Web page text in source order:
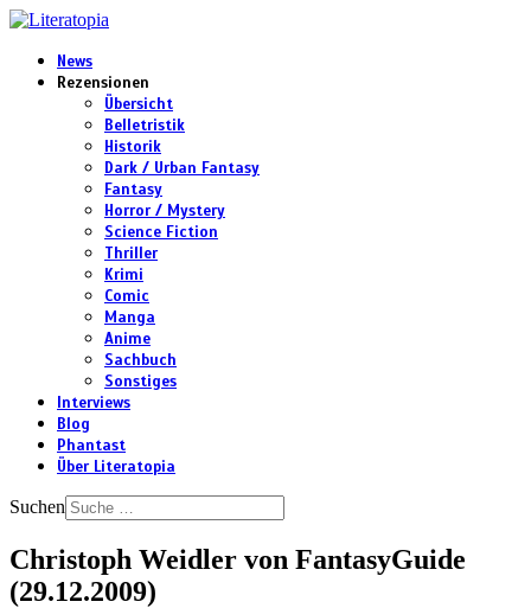
News
Rezensionen
Übersicht
Belletristik
Historik
Dark / Urban Fantasy
Fantasy
Horror / Mystery
Science Fiction
Thriller
Krimi
Comic
Manga
Anime
Sachbuch
Sonstiges
Interviews
Blog
Phantast
Über Literatopia
Suchen
Christoph Weidler von FantasyGuide
(29.12.2009)